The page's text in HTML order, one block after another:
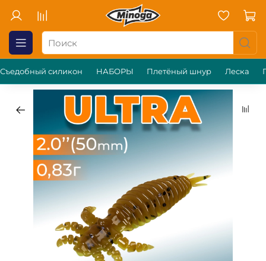
Съедобный силикон НАБОРЫ Плетёный шнур Леска